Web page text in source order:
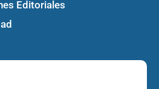
Editoriales